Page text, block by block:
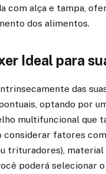
com alça e tampa,
dos alimentos.
Ideal para
das
optando por
multifuncional que
considerar fatores
material
poderá selecionar